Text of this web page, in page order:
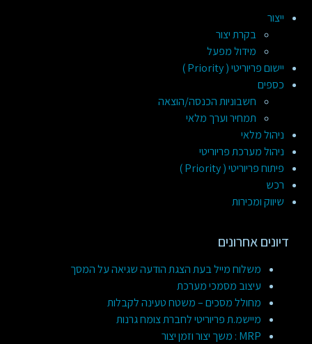
ייצור
בקרת יצור
מידול מפעל
יישום פריוריטי ( Priority )
כספים
חשבוניות הכנסה/הוצאה
תמחיר וערך מלאי
ניהול מלאי
ניהול מערכת פריוריטי
פיתוח פריוריטי ( Priority )
רכש
שיווק ומכירות
דיונים אחרונים
משלוח מייל בעת הצגת הודעה שגיאה על המסך
עיצוב מסמכי מערכת
מחולל מסכים – משטח טעינה לקבלות
מיישמ.ת פריוריטי לחברת צומח גרנות
MRP : משך יצור וזמן יצור